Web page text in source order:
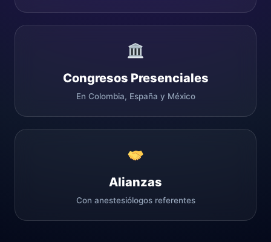
Congresos Presenciales
En Colombia, España y México
Alianzas
Con anestesiólogos referentes